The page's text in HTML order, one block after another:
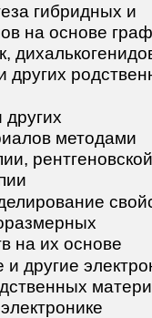
гибридных и
на основе
других
методами
на их основе
и другие